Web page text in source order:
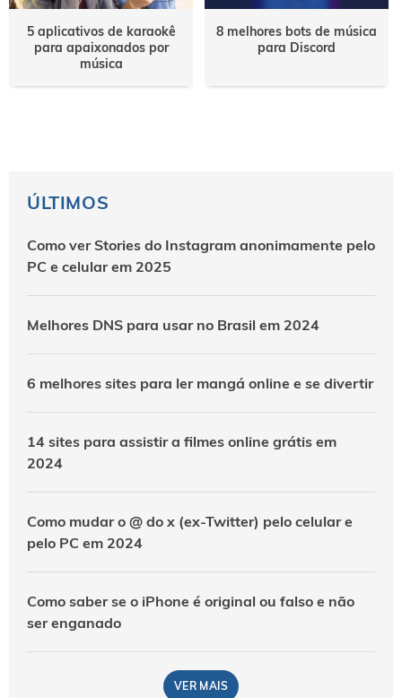
5 aplicativos de karaokê
para apaixonados por
música
8 melhores bots de música
para Discord
ÚLTIMOS
Como ver Stories do Instagram anonimamente pelo
PC e celular em 2025
Melhores DNS para usar no Brasil em 2024
6 melhores sites para ler mangá online e se divertir
14 sites para assistir a filmes online grátis em
2024
Como mudar o @ do x (ex-Twitter) pelo celular e
pelo PC em 2024
Como saber se o iPhone é original ou falso e não
ser enganado
VER MAIS